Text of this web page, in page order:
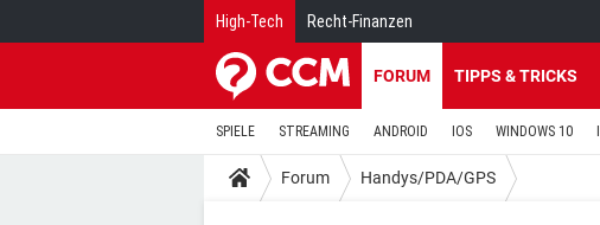
High-Tech Recht-Finanzen
FORUM TIPPS & TRICKS
SPIELE STREAMING ANDROID IOS WINDOWS 10
Forum Handys/PDA/GPS